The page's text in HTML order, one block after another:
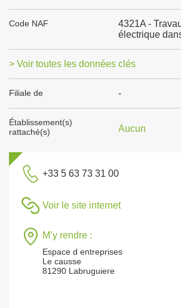
Code NAF
4321A -
électrique
> Voir toutes les données clés
Filiale de -
Établissement(s)
rattaché(s)
Aucun
+33 5 63 73 31 00
Voir le site internet
M’y rendre :
Espace d entreprises
Le causse
81290 Labruguiere